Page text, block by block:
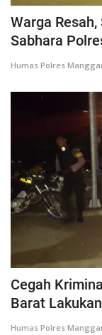
Warga
Sabhara
Humas Polres
Cegah
Barat
Humas Polres